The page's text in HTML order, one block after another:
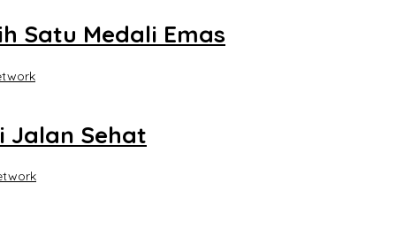
Satu Medali Emas
Jalan Sehat